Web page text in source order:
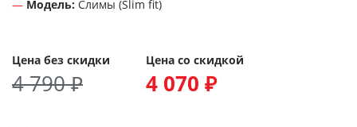
Модель: Слимы (Slim fit)
Цена без скидки
4 790 ₽
Цена со скидкой
4 070 ₽